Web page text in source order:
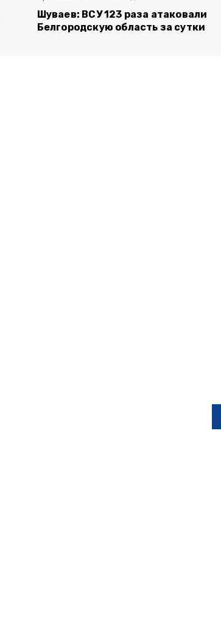
Шуваев: ВСУ 123 раза атаковали
Белгородскую область за сутки